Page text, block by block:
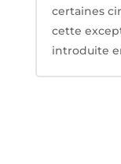
certaines
cette
introduite